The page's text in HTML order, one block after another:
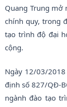
Quang Trung mở
chính quy, trong
tạo trình độ đại
cộng.
Ngày 12/03/
định số 827/QĐ-
ngành đào tạo